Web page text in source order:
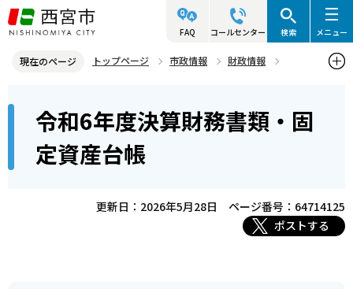
こ
の
ジ
頭
FAQ コールセンター 検索 メニュー
現在のページ トップページ 市政情報
財政情報
令和6年度決算財務書類・固
定資産台帳
更新日：2026年5月28日
ページ番号：64714125
ポストする